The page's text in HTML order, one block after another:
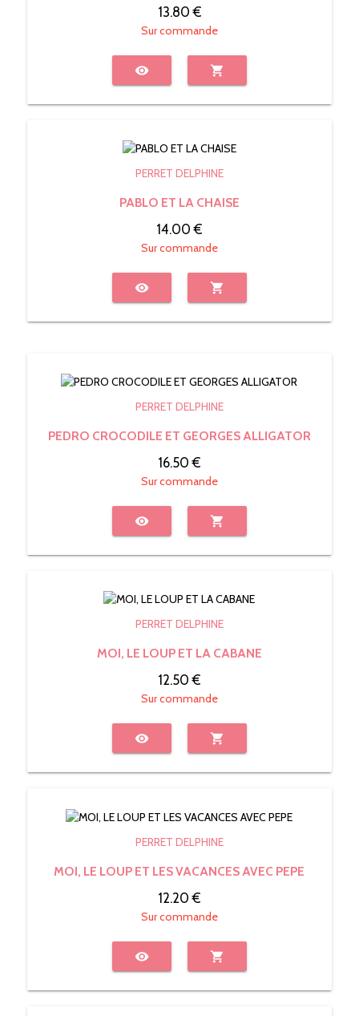
13.80 €
Sur commande
visibility shopping_cart
PERRET DELPHINE
PABLO ET LA CHAISE
14.00 €
Sur commande
visibility shopping_cart
PERRET DELPHINE
PEDRO CROCODILE ET GEORGES ALLIGATOR
16.50 €
Sur commande
visibility shopping_cart
PERRET DELPHINE
MOI, LE LOUP ET LA CABANE
12.50 €
Sur commande
visibility shopping_cart
PERRET DELPHINE
MOI, LE LOUP ET LES VACANCES AVEC PEPE
12.20 €
Sur commande
visibility shopping_cart